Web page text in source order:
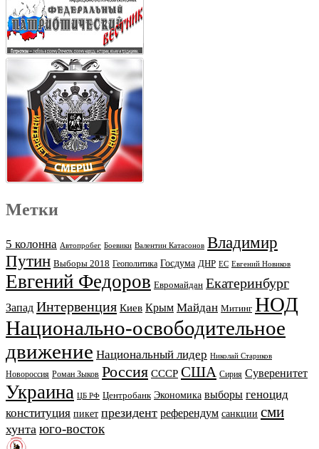
Метки
5 колонна Автопробег Боевики Валентин Катасонов Владимир
Путин Выборы 2018 Геополитика Госдума ДНР ЕС Евгений Новиков
Евгений Федоров Евромайдан Екатеринбург
Запад Интервенция Киев Крым Майдан Митинг НОД
Национально-освободительное
движение Национальный лидер Николай Стариков
Новороссия Роман Зыков Россия СССР США Сирия Суверенитет
Украина ЦБ РФ Центробанк Экономика выборы геноцид
конституция пикет президент референдум санкции сми
хунта юго-восток